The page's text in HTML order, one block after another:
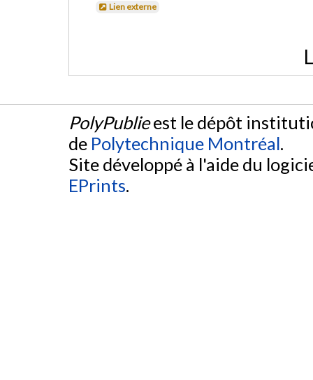
Lien externe
PolyPublieest le dépôt
de Polytechnique Montréal.
Site développé à l'aide du
EPrints.